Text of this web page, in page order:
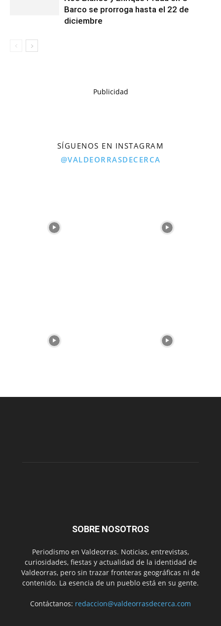
Barco se prorroga hasta el 22 de
diciembre
Publicidad
SÍGUENOS EN INSTAGRAM
@VALDEORRASDECERCA
SOBRE NOSOTROS
Periodismo en Valdeorras. Noticias, entrevistas,
curiosidades, fiestas y actualidad de la identidad de
Valdeorras, pero sin trazar fronteras geográficas ni de
contenido. La esencia de un pueblo está en su gente.
Contáctanos: redaccion@valdeorrasdecerca.com